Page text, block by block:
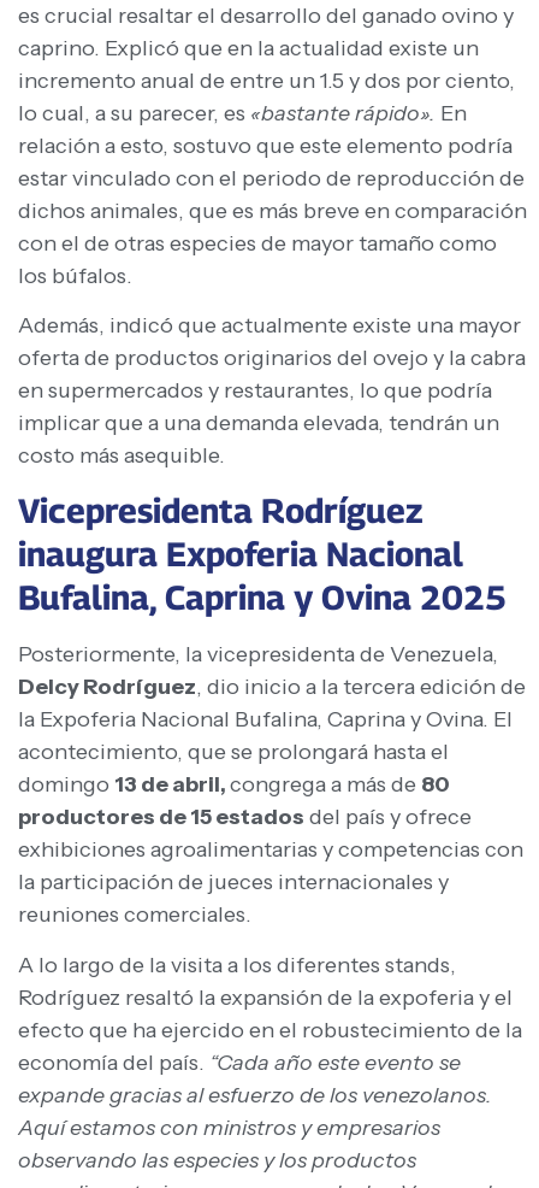
es crucial resaltar el desarrollo del ganado ovino y
caprino. Explicó que en la actualidad existe un
incremento anual de entre un 1.5 y dos por ciento,
lo cual, a su parecer, es «bastante rápido». En
relación a esto, sostuvo que este elemento podría
estar vinculado con el periodo de reproducción de
dichos animales, que es más breve en comparación
con el de otras especies de mayor tamaño como
los búfalos.
Además, indicó que actualmente existe una mayor
oferta de productos originarios del ovejo y la cabra
en supermercados y restaurantes, lo que podría
implicar que a una demanda elevada, tendrán un
costo más asequible.
Vicepresidenta Rodríguez
inaugura Expoferia Nacional
Bufalina, Caprina y Ovina 2025
Posteriormente, la vicepresidenta de Venezuela,
Delcy Rodríguez, dio inicio a la tercera edición de
la Expoferia Nacional Bufalina, Caprina y Ovina. El
acontecimiento, que se prolongará hasta el
domingo 13 de abril,congrega a más de 80
productores de 15 estados del país y ofrece
exhibiciones agroalimentarias y competencias con
la participación de jueces internacionales y
reuniones comerciales.
A lo largo de la visita a los diferentes stands,
Rodríguez resaltó la expansión de la expoferia y el
efecto que ha ejercido en el robustecimiento de la
economía del país. “Cada año este evento se
expande gracias al esfuerzo de los venezolanos.
Aquí estamos con ministros y empresarios
observando las especies y los productos